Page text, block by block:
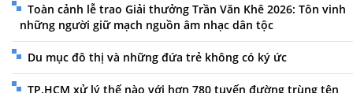
Toàn cảnh lễ trao Giải thưởng Trần Văn Khê 2026: Tôn vinh
những người giữ mạch nguồn âm nhạc dân tộc
Du mục đô thị và những đứa trẻ không có ký ức
TP.HCM xử lý thế nào với hơn 780 tuyến đường trùng tên,